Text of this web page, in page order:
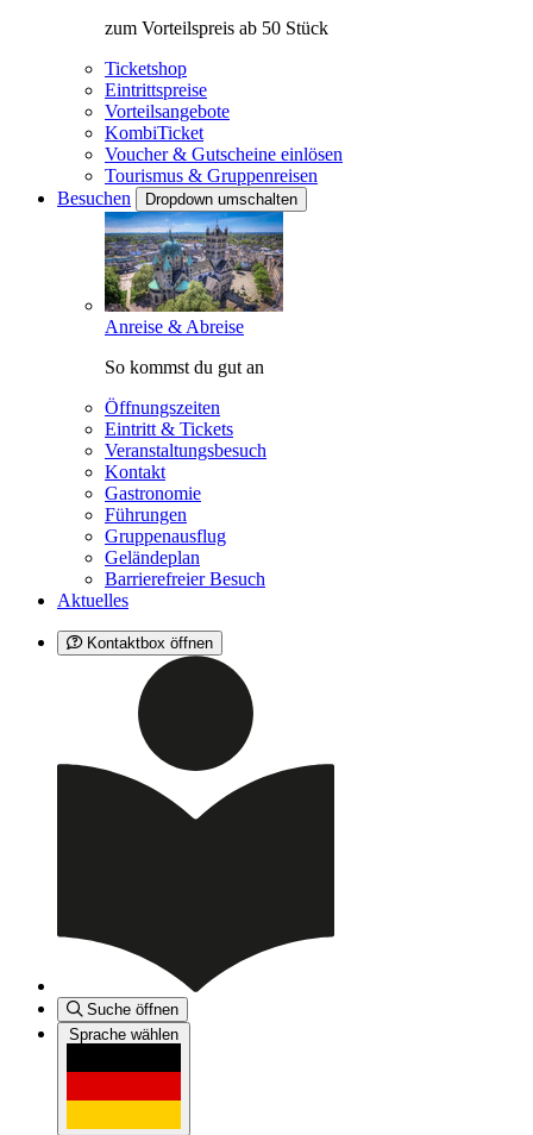
zum Vorteilspreis ab 50 Stück
Ticketshop
Eintrittspreise
Vorteilsangebote
KombiTicket
Voucher & Gutscheine einlösen
Tourismus & Gruppenreisen
Besuchen
Dropdown umschalten
Anreise & Abreise
So kommst du gut an
Öffnungszeiten
Eintritt & Tickets
Veranstaltungsbesuch
Kontakt
Gastronomie
Führungen
Gruppenausflug
Geländeplan
Barrierefreier Besuch
Aktuelles
Kontaktbox öffnen
Suche öffnen
Sprache wählen